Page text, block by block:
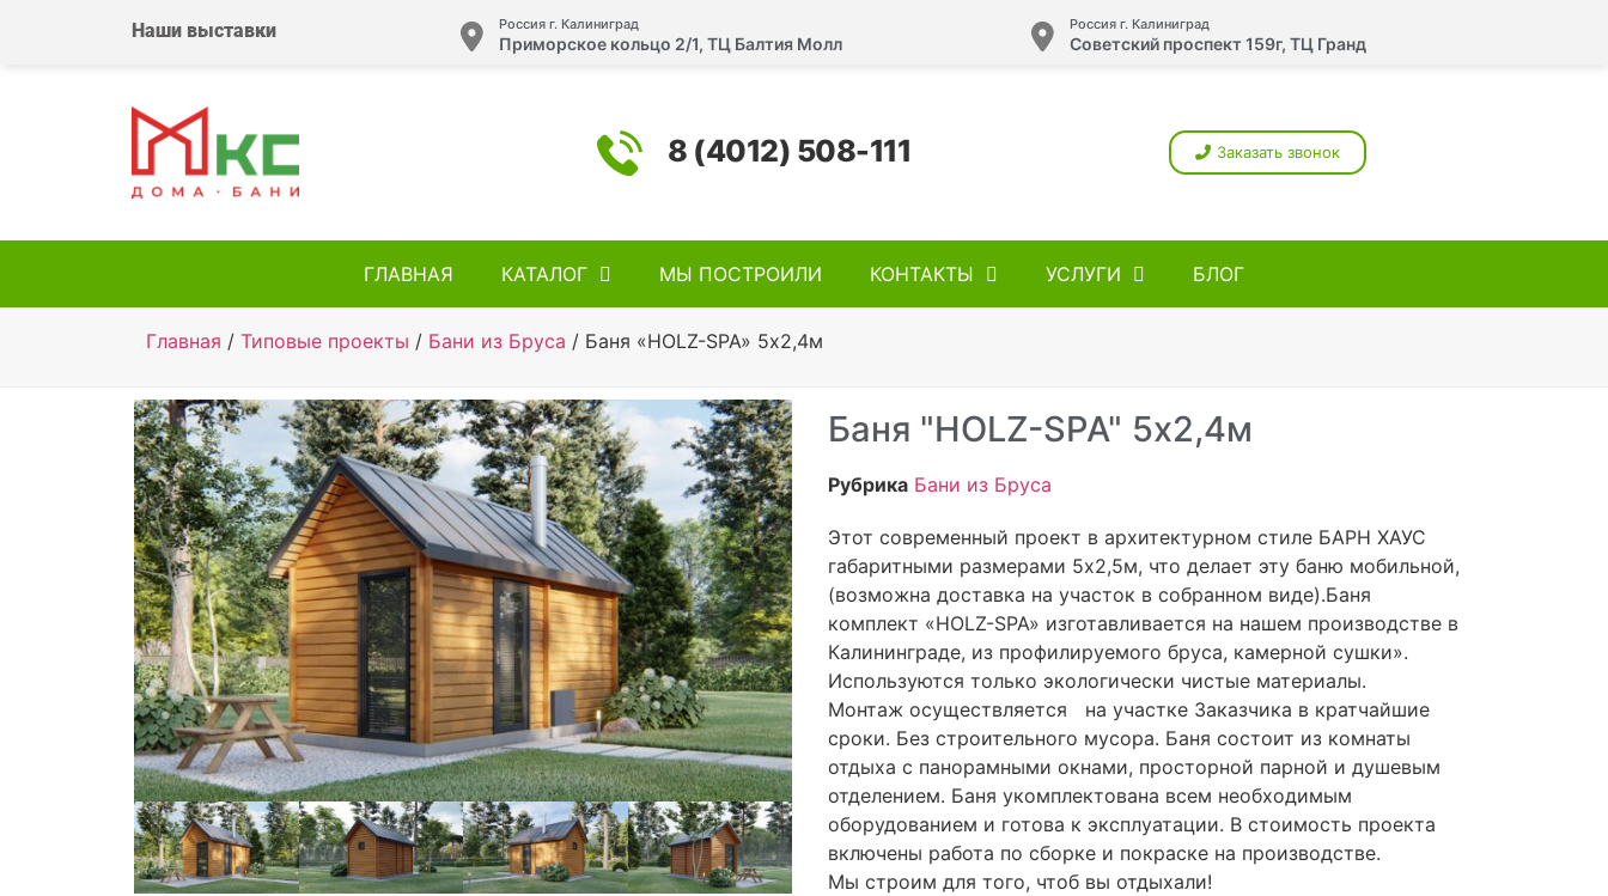
Наши выставки Россия г. Калиниград
Приморское кольцо 2/1, ТЦ Балтия Молл
Россия г. Калиниград
Советский проспект 159г, ТЦ Гранд
8 (4012) 508-111 Заказать звонок
ГЛАВНАЯ КАТАЛОГ МЫ ПОСТРОИЛИ КОНТАКТЫ УСЛУГИ БЛОГ
Главная / Типовые проекты / Бани из Бруса / Баня «HOLZ-SPA» 5х2,4м
Баня "HOLZ-SPA" 5х2,4м
Рубрика Бани из Бруса
Этот современный проект в архитектурном стиле БАРН ХАУС
габаритными размерами 5х2,5м, что делает эту баню мобильной,
(возможна доставка на участок в собранном виде).Баня
комплект «HOLZ-SPA» изготавливается на нашем производстве в
Калининграде, из профилируемого бруса, камерной сушки».
Используются только экологически чистые материалы.
Монтаж осуществляется на участке Заказчика в кратчайшие
сроки. Без строительного мусора. Баня состоит из комнаты
отдыха с панорамными окнами, просторной парной и душевым
отделением. Баня укомплектована всем необходимым
оборудованием и готова к эксплуатации. В стоимость проекта
включены работа по сборке и покраске на производстве.
Мы строим для того, чтоб вы отдыхали!